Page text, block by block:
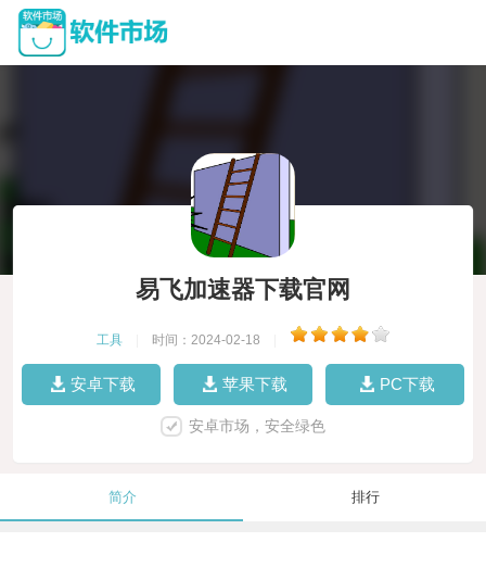
易飞加速器下载官网
工具 时间：2024-02-18
安卓下载 苹果下载 PC下载
安卓市场，安全绿色
简介 排行